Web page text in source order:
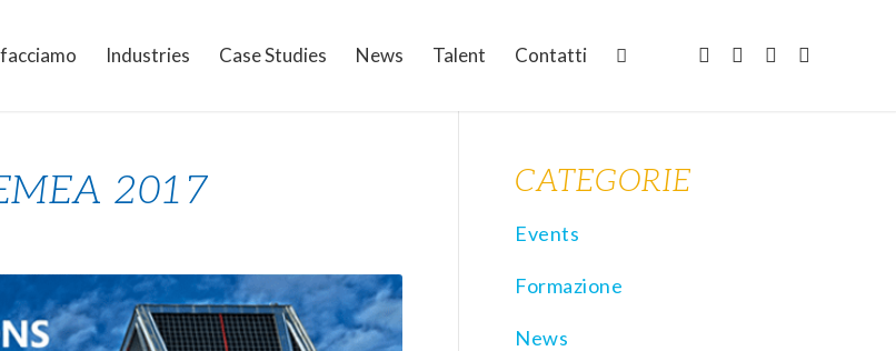
Industries Case Studies News Talent Contatti
2017 CATEGORIE
Events
Formazione
News